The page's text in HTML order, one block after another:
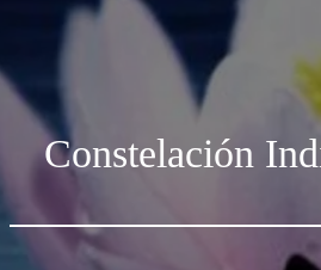
Constelación